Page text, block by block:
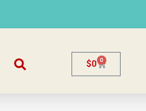
$0 0